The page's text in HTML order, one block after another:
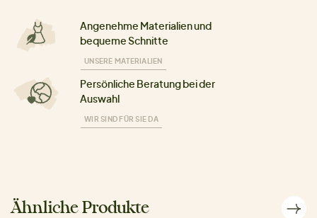
Angenehme Materialien und
bequeme Schnitte
UNSERE MATERIALIEN
Persönliche Beratung bei der
Auswahl
WIR SIND FÜR SIE DA
Ähnliche Produkte